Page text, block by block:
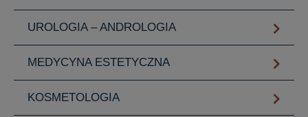
UROLOGIA – ANDROLOGIA
MEDYCYNA ESTETYCZNA
KOSMETOLOGIA